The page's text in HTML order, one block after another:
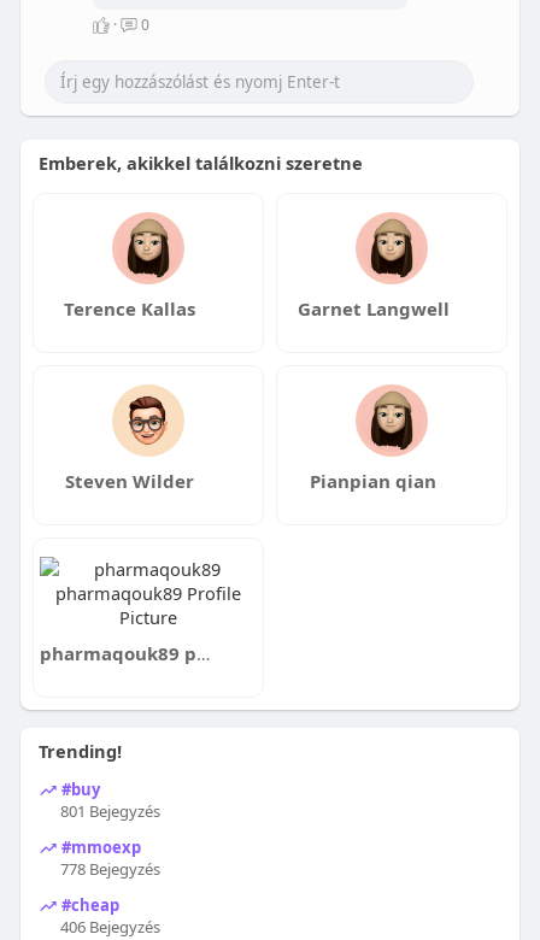
· 0
Emberek, akikkel találkozni szeretne
Terence Kallas Garnet Langwell
Steven Wilder Pianpian qian
pharmaqouk89 pharmaqouk89
Trending!
#buy
801 Bejegyzés
#mmoexp
778 Bejegyzés
#cheap
406 Bejegyzés